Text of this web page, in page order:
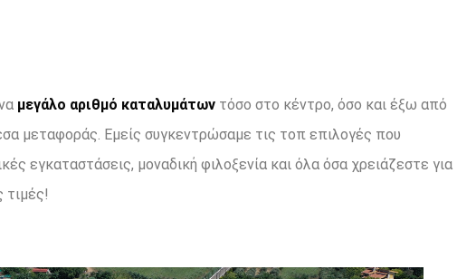
μεγάλο αριθμό καταλυμάτων τόσο στο κέντρο, όσο και έξω από
μεταφοράς. Εμείς συγκεντρώσαμε τις τοπ επιλογές που
εγκαταστάσεις, μοναδική φιλοξενία και όλα όσα χρειάζεστε για
τιμές!